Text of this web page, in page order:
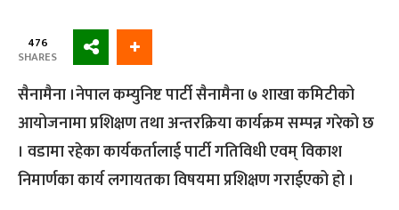
476
SHARES
सैनामैना ।नेपाल कम्युनिष्ट पार्टी सैनामैना ७ शाखा कमिटीको
आयोजनामा प्रशिक्षण तथा अन्तरक्रिया कार्यक्रम सम्पन्न गरेको छ
। वडामा रहेका कार्यकर्तालाई पार्टी गतिविधी एवम् विकाश
निमार्णका कार्य लगायतका विषयमा प्रशिक्षण गराईएको हो ।